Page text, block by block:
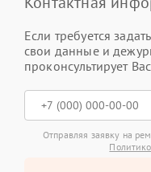
Если требуется
свои данные и
проконсультирует
Отправляя заявку на